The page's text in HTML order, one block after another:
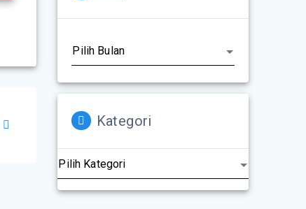
Kategori